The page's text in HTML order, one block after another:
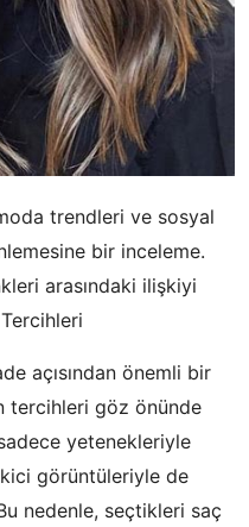
trendleri ve sosyal
bir inceleme.
arasındaki ilişkiyi
açısından önemli bir
tercihleri göz önünde
yetenekleriyle
görüntüleriyle de
nedenle, seçtikleri saç